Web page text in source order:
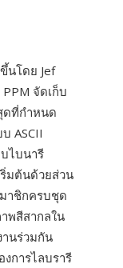
นโดย Jef
จัดเก็บ
ดที่กำหนด
ASCII
ไบนารี
มต้นด้วยส่วน
าชิกครบชุด
พสีสากลใน
นร่วมกัน
การไลบรารี